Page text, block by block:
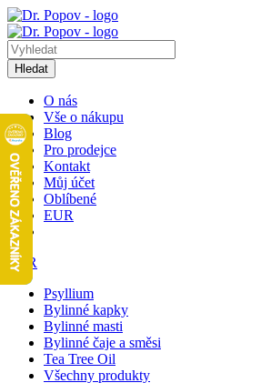
Hledat
O nás
Vše o nákupu
Blog
Pro prodejce
Kontakt
Můj účet
Oblíbené
EUR
EUR
Psyllium
Bylinné kapky
Bylinné masti
Bylinné čaje a směsi
Tea Tree Oil
Všechny produkty